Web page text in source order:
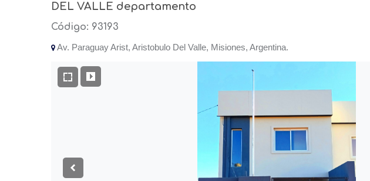
DEL VALLE departamento
Código: 93193
Av. Paraguay Arist, Aristobulo Del Valle, Misiones, Argentina.